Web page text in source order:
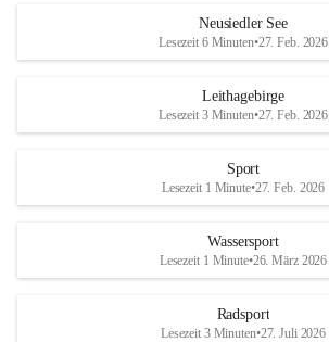
S
und den daraus folgenden wirtschaftlichen
Maßnahmen zur Bekämpfung
Rebe und der Amerikanischen
Anhang VBl. EU Nr. 18
1 Seite•1,4 MB
VBl. EU Nr. 18_2026
r
S
Neusiedler See
Lesezeit 6 Minuten•27. Feb. 2026
Leithagebirge
Lesezeit 3 Minuten•27. Feb. 2026
Sport
Lesezeit 1 Minute•27. Feb. 2026
Wassersport
Lesezeit 1 Minute•26. März 2026
Radsport
Lesezeit 3 Minuten•27. Juli 2026